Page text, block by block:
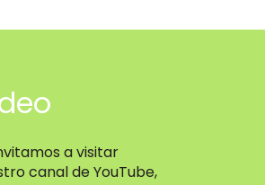
a visitar
canal de YouTube,